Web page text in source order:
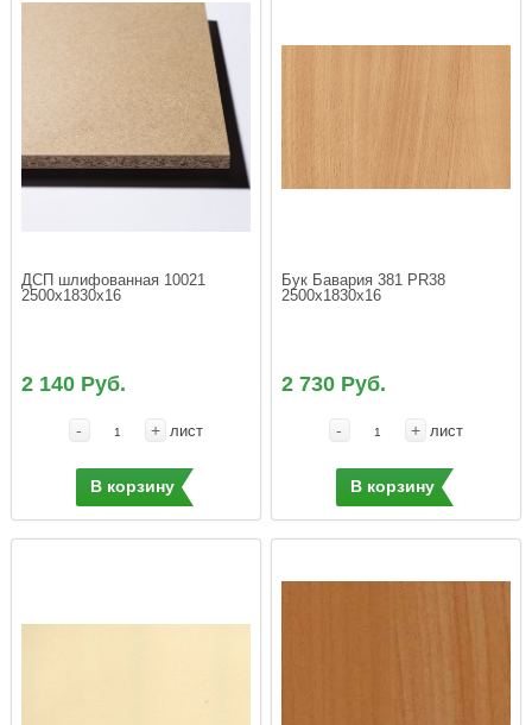
ДСП шлифованная 10021
2500х1830х16
2 140 Руб.
- + лист
В корзину
Бук Бавария 381 PR38
2500х1830х16
2 730 Руб.
- + лист
В корзину